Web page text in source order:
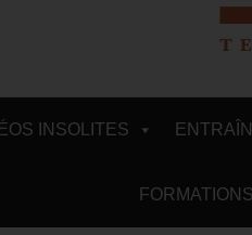
INSOLITES
FORMATIONS